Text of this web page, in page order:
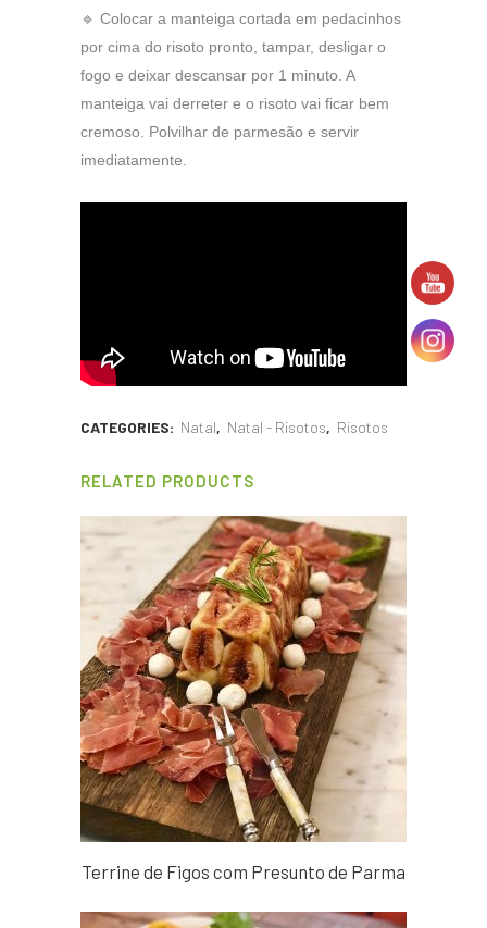
🔹 Colocar a manteiga cortada em pedacinhos
por cima do risoto pronto, tampar, desligar o
fogo e deixar descansar por 1 minuto. A
manteiga vai derreter e o risoto vai ficar bem
cremoso. Polvilhar de parmesão e servir
imediatamente.
CATEGORIES: Natal, Natal - Risotos, Risotos
RELATED PRODUCTS
Terrine de Figos com Presunto de Parma